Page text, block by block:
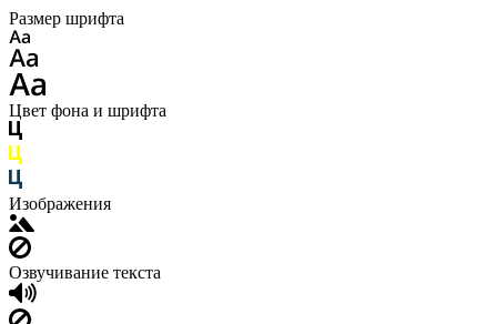
Размер шрифта
Цвет фона и шрифта
Изображения
Озвучивание текста